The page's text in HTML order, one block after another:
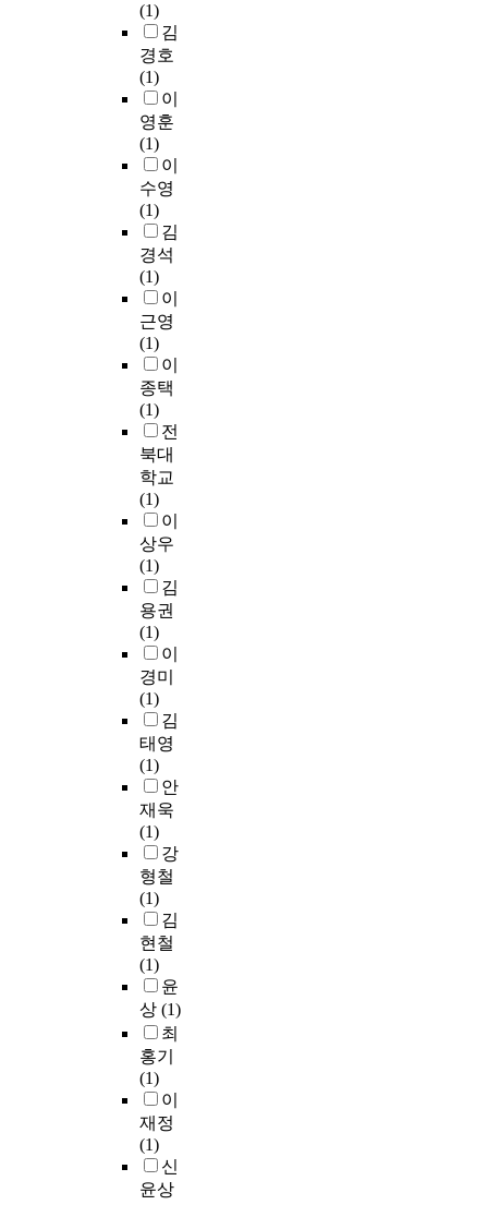
(1)
김
경호
(1)
이
영훈
(1)
이
수영
(1)
김
경석
(1)
이
근영
(1)
이
종택
(1)
전
북대
학교
(1)
이
상우
(1)
김
용권
(1)
이
경미
(1)
김
태영
(1)
안
재욱
(1)
강
형철
(1)
김
현철
(1)
윤
상 (1)
최
홍기
(1)
이
재정
(1)
신
윤상